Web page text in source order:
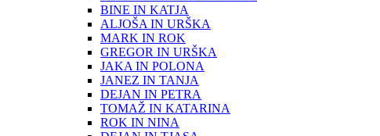
BINE IN KATJA
ALJOŠA IN URŠKA
MARK IN ROK
GREGOR IN URŠKA
JAKA IN POLONA
JANEZ IN TANJA
DEJAN IN PETRA
TOMAŽ IN KATARINA
ROK IN NINA